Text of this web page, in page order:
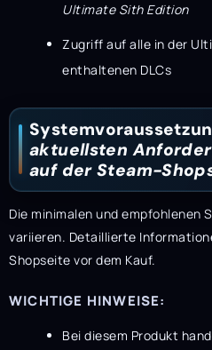
Ultimate Sith Edition
Zugriff auf alle in der
enthaltenen DLCs
aktuellsten
auf der Steam-
Die minimalen und empfohlenen
variieren. Detaillierte
Shopseite vor dem Kauf.
WICHTIGE HINWEISE:
Bei diesem Produkt